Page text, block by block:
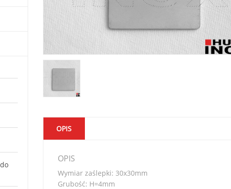
OPIS
OPIS
Wymiar zaślepki: 30x30mm
Grubość: H=4mm